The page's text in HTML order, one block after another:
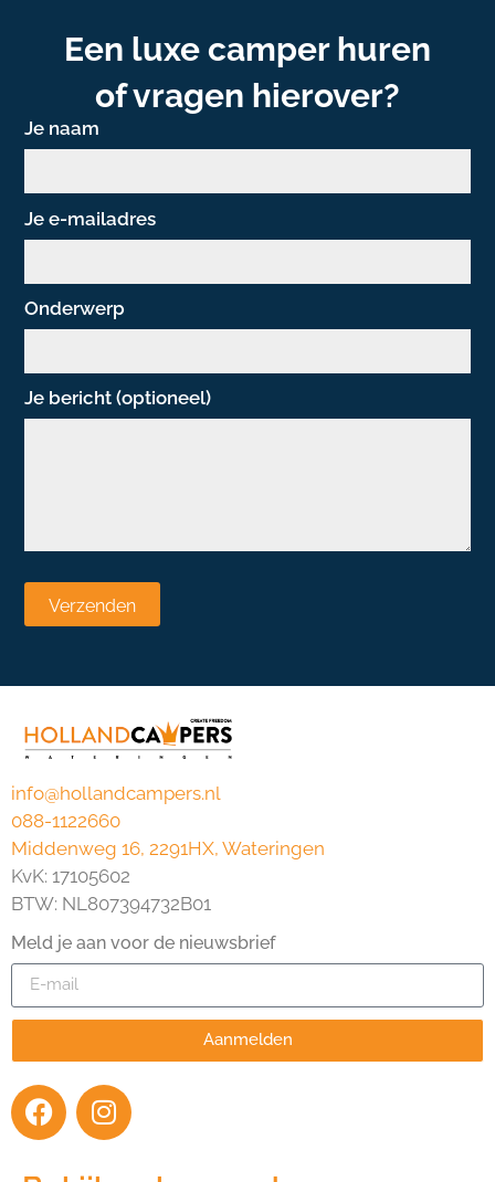
Een luxe camper huren
of vragen hierover?
Je naam
Je e-mailadres
Onderwerp
Je bericht (optioneel)
info@hollandcampers.nl
088-1122660
Middenweg 16, 2291HX, Wateringen
KvK: 17105602
BTW: NL807394732B01
Meld je aan voor de nieuwsbrief
Aanmelden